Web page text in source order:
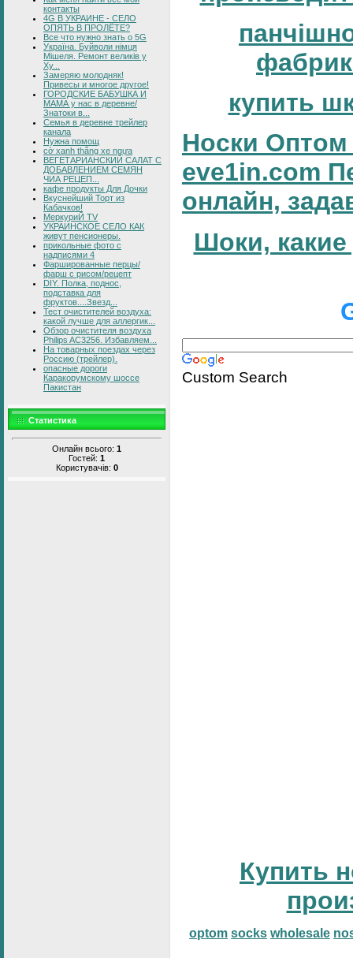
контакты
4G В УКРАИНЕ - СЕЛО
ОПЯТЬ В ПРОЛЁТЕ?
Все что нужно знать о 5G
Україна. Буйволи німця
Мішеля. Ремонт великів у
Ху...
Замеряю молодняк!
Привесы и многое другое!
ГОРОДСКИЕ БАБУШКА И
МАМА у нас в деревне/
Знатоки в...
Семья в деревне трейлер
канала
Нужна помощ
cờ xanh thắng xe ngựa
ВЕГЕТАРИАНСКИЙ САЛАТ С
ДОБАВЛЕНИЕМ СЕМЯН
ЧИА РЕЦЕП...
кафе продукты Для Дочки
Вкуснейший Торт из
Кабачков!
МеркуриЙ TV
УКРАИНСКОЕ СЕЛО КАК
живут пенсионеры.
прикольные фото с
надписями 4
Фаршированные перцы/
фарш с рисом/рецепт
DIY. Полка, поднос,
подставка для
фруктов....Звезд...
Тест очистителей воздуха:
какой лучше для аллергик...
Обзор очистителя воздуха
Philips AC3256. Избавляем...
На товарных поездах через
Россию (трейлер).
опасные дороги
Каракорумскому шоссе
Пакистан
Статистика
Онлайн всього: 1
Гостей: 1
Користувачів: 0
купить
Носки Оптом
eve1in.com
онлайн,
Шоки, какие
Custom Search
Купить
optom socks wholesale